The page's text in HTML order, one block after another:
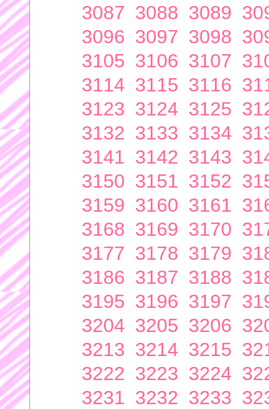
3087 3088 3089
3096 3097 3098
3105 3106 3107
3114 3115 3116
3123 3124 3125
3132 3133 3134
3141 3142 3143
3150 3151 3152
3159 3160 3161
3168 3169 3170
3177 3178 3179
3186 3187 3188
3195 3196 3197
3204 3205 3206
3213 3214 3215
3222 3223 3224
3231 3232 3233